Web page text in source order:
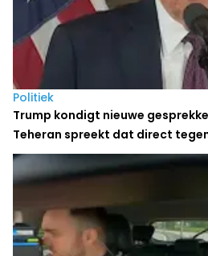
Politiek
Trump kondigt nieuwe
Teheran spreekt dat direct